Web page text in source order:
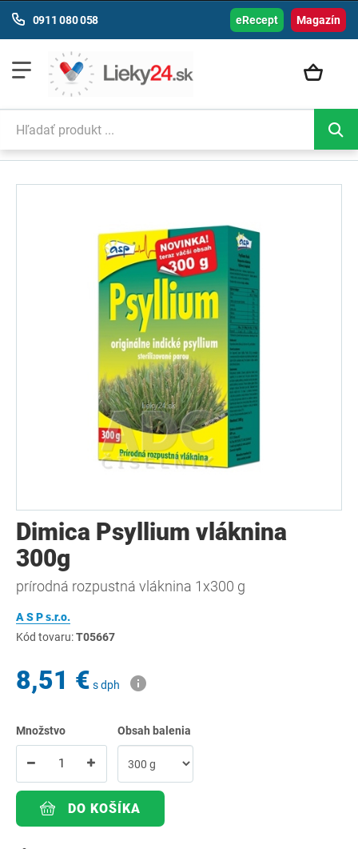
Magazín
0911 080 058 eRecept
Dimica Psyllium vláknina
300g
prírodná rozpustná vláknina 1x300 g
A S P s.r.o.
Kód tovaru:T05667
8,51 € s dph
Množstvo Obsah balenia
DO KOŠÍKA